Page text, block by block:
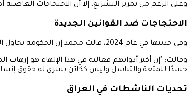
وعلى الرغم من تمرير التشريع، إلا أن الاحتجاجات
الاحتجاجات ضد القوانين الجديدة
وفي حديثها في عام 2024، قالت محمد إن الحكومة تحاول الدفع بالقوانين "البالية" كوسيلة لصرف الانتباه عن إخفاقاتها، بما في ذلك "الفساد الهائل".
وقالت: "إن أكثر أدواتهم فعالية في هذا الإلهاء هو
جسدًا للمتعة والتناسل وليس ككائن بشري له حقوق
تحديات الناشطات في العراق